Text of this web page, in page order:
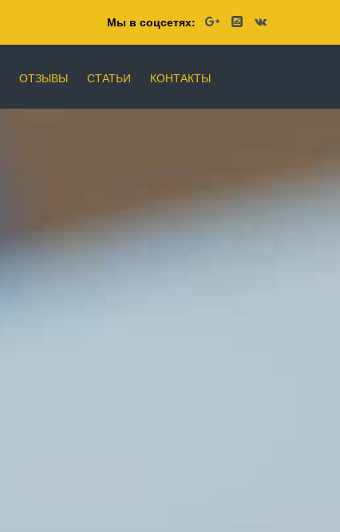
Мы в соцсетях:
ОТЗЫВЫ СТАТЬИ КОНТАКТЫ